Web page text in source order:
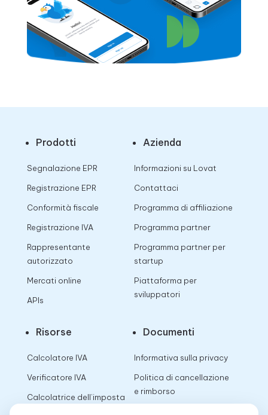
Prodotti
Segnalazione EPR
Registrazione EPR
Conformità fiscale
Registrazione IVA
Rappresentante
autorizzato
Mercati online
APIs
Azienda
Informazioni su Lovat
Contattaci
Programma di affiliazione
Programma partner
Programma partner per
startup
Piattaforma per
sviluppatori
Risorse
Calcolatore IVA
Verificatore IVA
Calcolatrice dell’imposta
Documenti
Informativa sulla privacy
Politica di cancellazione
e rimborso